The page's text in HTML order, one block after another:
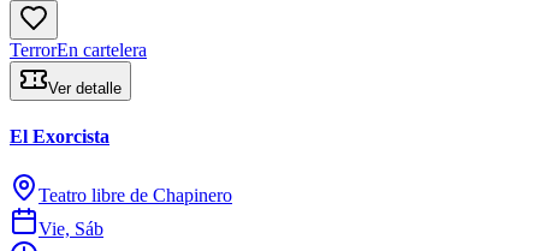
TerrorEn cartelera
Ver detalle
El Exorcista
Teatro libre de Chapinero
Vie, Sáb